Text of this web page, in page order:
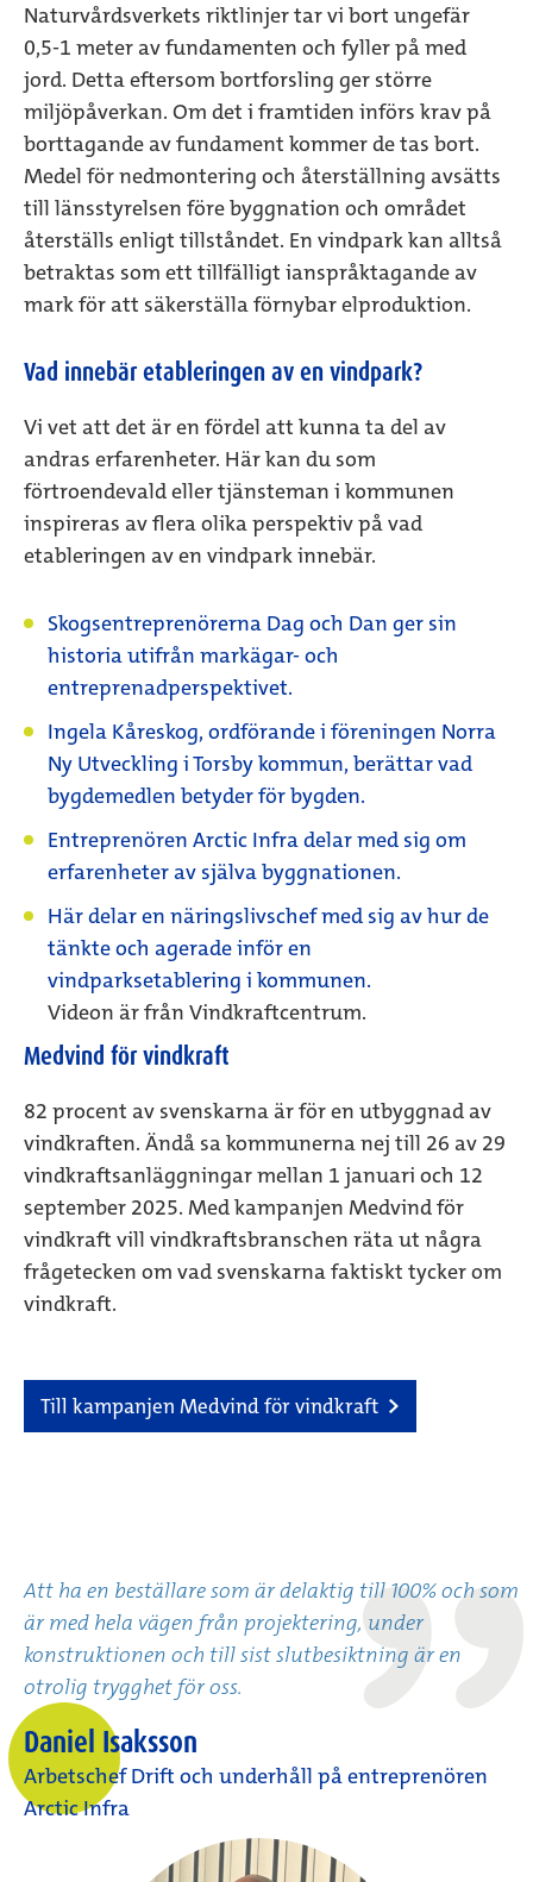
Naturvårdsverkets riktlinjer tar vi bort ungefär
0,5-1 meter av fundamenten och fyller på med
jord. Detta eftersom bortforsling ger större
miljöpåverkan. Om det i framtiden införs krav på
borttagande av fundament kommer de tas bort.
Medel för nedmontering och återställning avsätts
till länsstyrelsen före byggnation och området
återställs enligt tillståndet. En vindpark kan alltså
betraktas som ett tillfälligt ianspråktagande av
mark för att säkerställa förnybar elproduktion.
Vad innebär etableringen av en vindpark?
Vi vet att det är en fördel att kunna ta del av
andras erfarenheter. Här kan du som
förtroendevald eller tjänsteman i kommunen
inspireras av flera olika perspektiv på vad
etableringen av en vindpark innebär.
Skogsentreprenörerna Dag och Dan ger sin
historia utifrån markägar- och
entreprenadperspektivet.
Ingela Kåreskog, ordförande i föreningen Norra
Ny Utveckling i Torsby kommun, berättar vad
bygdemedlen betyder för bygden.
Entreprenören Arctic Infra delar med sig om
erfarenheter av själva byggnationen.
Här delar en näringslivschef med sig av hur de
tänkte och agerade inför en
vindparksetablering i kommunen.
Videon är från Vindkraftcentrum.
Medvind för vindkraft
82 procent av svenskarna är för en utbyggnad av
vindkraften. Ändå sa kommunerna nej till 26 av 29
vindkraftsanläggningar mellan 1 januari och 12
september 2025. Med kampanjen Medvind för
vindkraft vill vindkraftsbranschen räta ut några
frågetecken om vad svenskarna faktiskt tycker om
vindkraft.
Till kampanjen Medvind för vindkraft
Att ha en beställare som är delaktig till 100% och som
är med hela vägen från projektering, under
konstruktionen och till sist slutbesiktning är en
otrolig trygghet för oss.
Daniel Isaksson
Arbetschef Drift och underhåll på entreprenören
Arctic Infra